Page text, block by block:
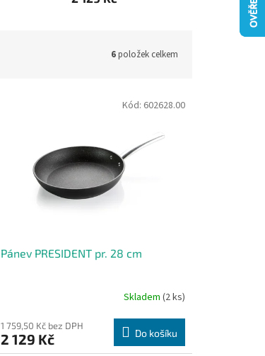
6položek celkem
Pánev PRESIDENT pr. 28 cm
Skladem (2 ks)
1 759,50 Kč bez DPH
2 129 Kč Do košíku
Kód: 602628.00